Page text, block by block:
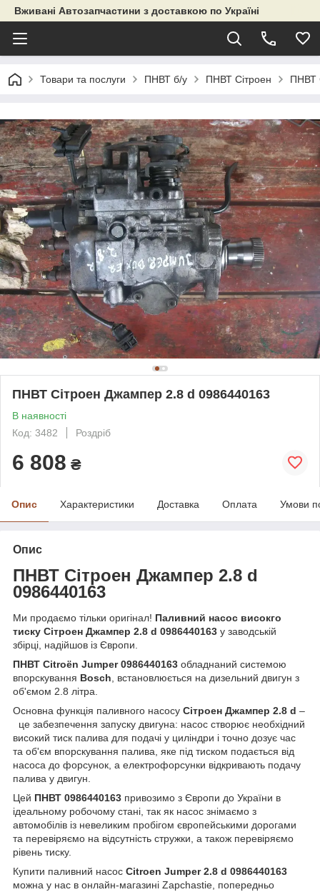
Вживані Автозапчастини з доставкою по Україні
Товари та послуги ПНВТ б/у ПНВТ Сітроен ПНВТ
ПНВТ Сітроен Джампер 2.8 d 0986440163
В наявності
Код: 3482
Роздріб
6 808 ₴
Опис Характеристики Доставка Оплата Умови
Опис
ПНВТ Сітроен Джампер 2.8 d
0986440163
Ми продаємо тільки оригінал! Паливний насос високго
тиску Сітроен Джампер 2.8 d 0986440163 у заводській
збірці, надійшов із Європи.
ПНВТ Citroën Jumper 0986440163 обладнаний системою
впорскування Bosch, встановлюється на дизельний двигун з
об'ємом 2.8 літра.
Основна функція паливного насосу Сітроен Джампер 2.8 d –
це забезпечення запуску двигуна: насос створює необхідний
високий тиск палива для подачі у циліндри і точно дозує час
та об'єм впорскування палива, яке під тиском подається від
насоса до форсунок, а електрофорсунки відкривають подачу
палива у двигун.
Цей ПНВТ 0986440163 привозимо з Європи до України в
ідеальному робочому стані, так як насос знімаємо з
автомобілів із невеликим пробігом європейськими дорогами
та перевіряємо на відсутність стружки, а також перевіряємо
рівень тиску.
Купити паливний насос Citroen Jumper 2.8 d 0986440163
можна у нас в онлайн-магазині Zapchastie, попередньо